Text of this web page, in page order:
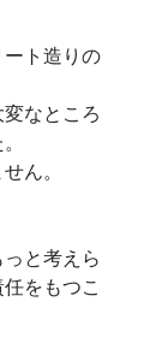
ト造りの
なところ
ん。
と考えら
をもつこ